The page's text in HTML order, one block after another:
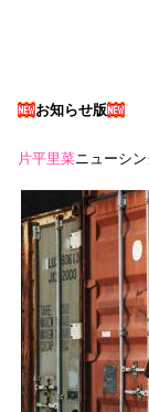
お知らせ版
片平里菜ニューシ